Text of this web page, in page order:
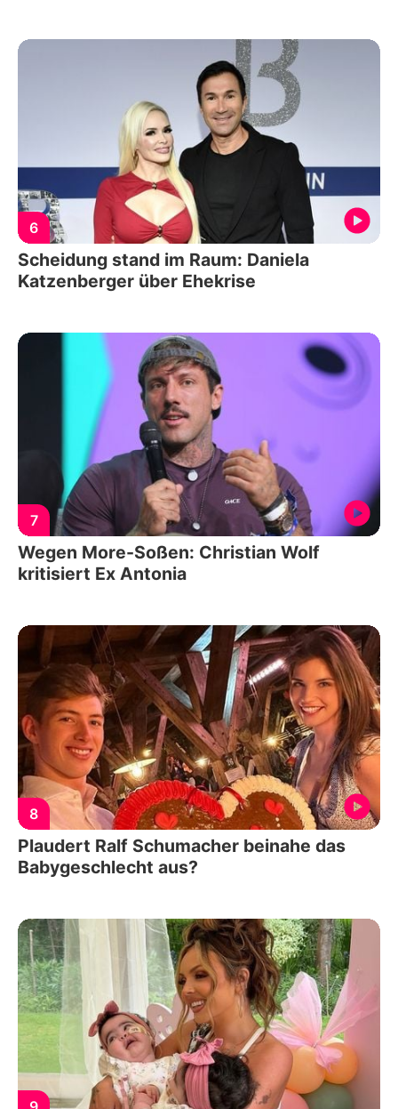
6
Scheidung stand im Raum: Daniela
Katzenberger über Ehekrise
7
Wegen More-Soßen: Christian Wolf
kritisiert Ex Antonia
8
Plaudert Ralf Schumacher beinahe das
Babygeschlecht aus?